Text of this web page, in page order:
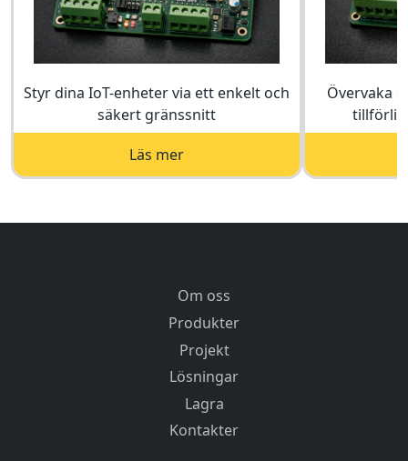
Styr dina IoT-enheter via ett enkelt och
säkert gränssnitt
Läs mer
Övervaka
Om oss
Produkter
Projekt
Lösningar
Lagra
Kontakter